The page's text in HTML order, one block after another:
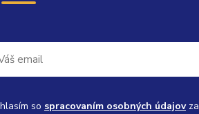
so spracovaním osobných údajovza